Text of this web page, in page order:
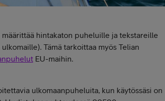
määrittää hintakaton puheluille ja tekstareille
Tämä tarkoittaa myös Telian
EU-maihin.
ulkomaanpuheluita, kun käytössäsi on